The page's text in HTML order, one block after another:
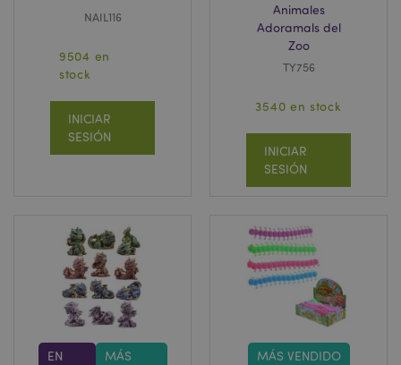
NAIL116
9504 en
stock
INICIAR
SESIÓN
Animales
Adoramals del
Zoo
TY756
3540 en stock
INICIAR
SESIÓN
EN
MÁS
MÁS VENDIDO